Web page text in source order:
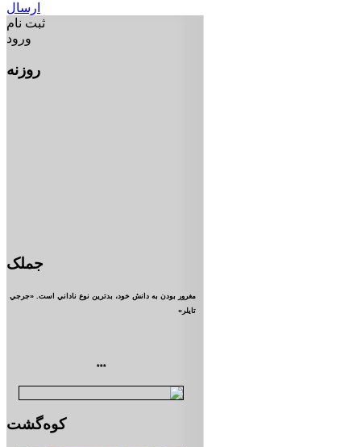
ارسال
ثبت نام
ورود
روزنه
جملک
مغرور بودن به دانش خود، بدترين نوع ناداني است. «جرجي
تايلر»
***
کوه‌گشت